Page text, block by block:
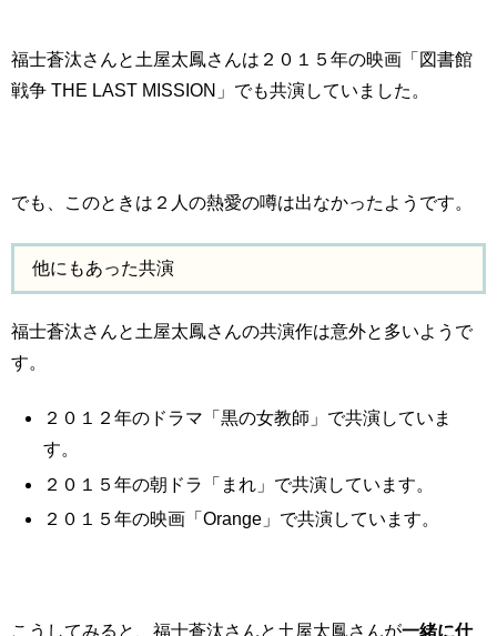
福士蒼汰さんと土屋太鳳さんは２０１５年の映画「図書館
戦争 THE LAST MISSION」でも共演していました。
でも、このときは２人の熱愛の噂は出なかったようです。
他にもあった共演
福士蒼汰さんと土屋太鳳さんの共演作は意外と多いようで
す。
２０１２年のドラマ「黒の女教師」で共演していま
す。
２０１５年の朝ドラ「まれ」で共演しています。
２０１５年の映画「Orange」で共演しています。
こうしてみると、福士蒼汰さんと土屋太鳳さんが一緒に仕